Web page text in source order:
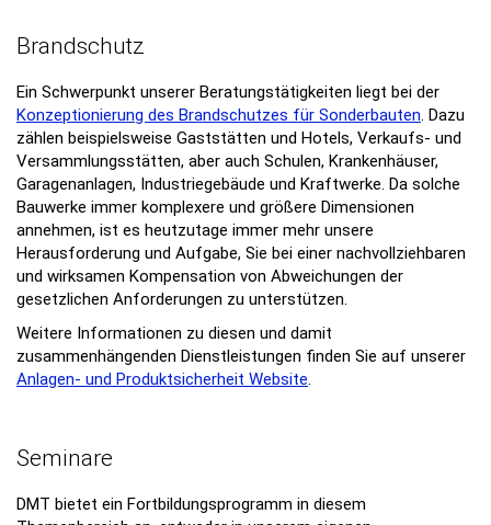
Brandschutz
Ein Schwerpunkt unserer Beratungstätigkeiten liegt bei der
Konzeptionierung des Brandschutzes für Sonderbauten. Dazu
zählen beispielsweise Gaststätten und Hotels, Verkaufs- und
Versammlungsstätten, aber auch Schulen, Krankenhäuser,
Garagenanlagen, Industriegebäude und Kraftwerke. Da solche
Bauwerke immer komplexere und größere Dimensionen
annehmen, ist es heutzutage immer mehr unsere
Herausforderung und Aufgabe, Sie bei einer nachvollziehbaren
und wirksamen Kompensation von Abweichungen der
gesetzlichen Anforderungen zu unterstützen.
Weitere Informationen zu diesen und damit
zusammenhängenden Dienstleistungen finden Sie auf unserer
Anlagen- und Produktsicherheit Website.
Seminare
DMT bietet ein Fortbildungsprogramm in diesem